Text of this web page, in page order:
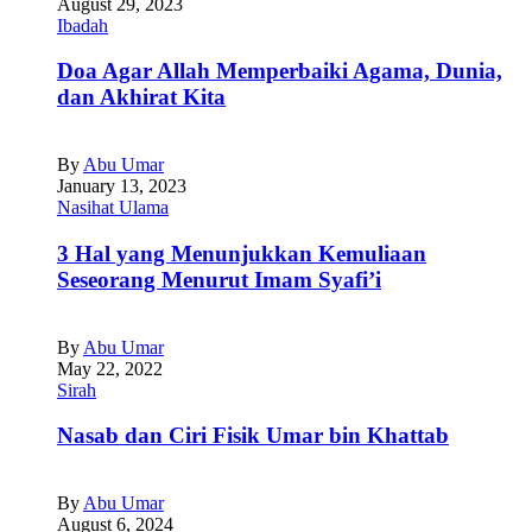
Ibadah
Doa Agar Allah Memperbaiki Agama, Dunia,
dan Akhirat Kita
By Abu Umar
January 13, 2023
Nasihat Ulama
3 Hal yang Menunjukkan Kemuliaan
Seseorang Menurut Imam Syafi’i
By Abu Umar
May 22, 2022
Sirah
Nasab dan Ciri Fisik Umar bin Khattab
By Abu Umar
August 6, 2024